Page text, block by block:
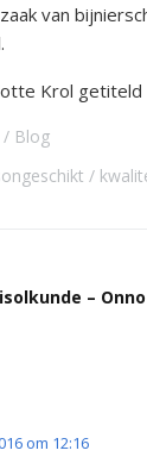
van
Krol
Blog
–
om 12:16